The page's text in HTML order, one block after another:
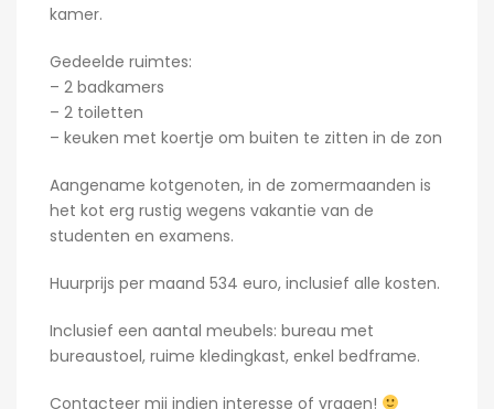
kamer.
Gedeelde ruimtes:
– 2 badkamers
– 2 toiletten
– keuken met koertje om buiten te zitten in de zon
Aangename kotgenoten, in de zomermaanden is
het kot erg rustig wegens vakantie van de
studenten en examens.
Huurprijs per maand 534 euro, inclusief alle kosten.
Inclusief een aantal meubels: bureau met
bureaustoel, ruime kledingkast, enkel bedframe.
Contacteer mij indien interesse of vragen!